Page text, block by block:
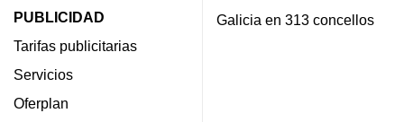
PUBLICIDAD
Tarifas publicitarias
Servicios
Oferplan
Galicia en 313 concellos